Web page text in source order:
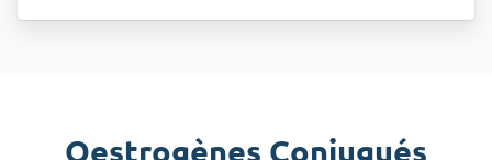
Oestrogènes Conjugués